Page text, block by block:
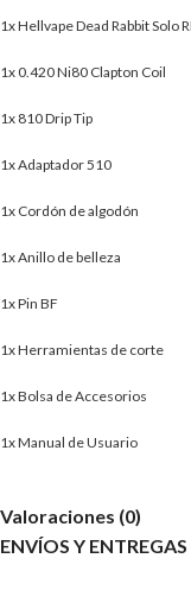
1x Hellvape Dead Rabbit Solo
1x 0.420 Ni80 Clapton Coil
1x 810 Drip Tip
1x Adaptador 510
1x Cordón de algodón
1x Anillo de belleza
1x Pin BF
1x Herramientas de corte
1x Bolsa de Accesorios
1x Manual de Usuario
Valoraciones (0)
ENVÍOS Y ENTREGAS